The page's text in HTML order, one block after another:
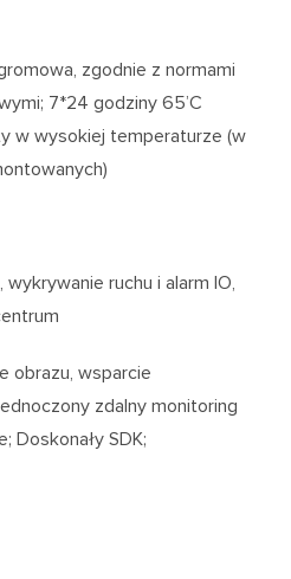
zgodnie z normami
7*24 godziny 65’C
w wysokiej temperaturze (w
ruchu i alarm IO,
obrazu, wsparcie
zdalny monitoring
Doskonały SDK;